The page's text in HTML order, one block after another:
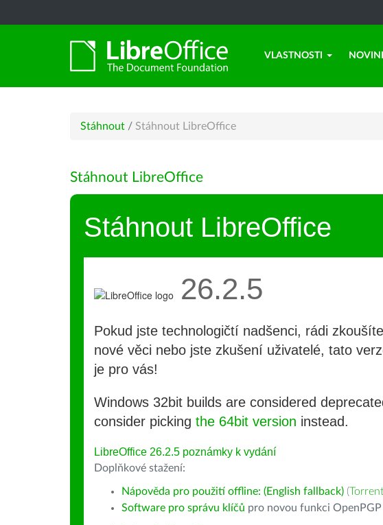
VLASTNOSTI
Stáhnout / Stáhnout LibreOffice
Stáhnout LibreOffice
Stáhnout LibreOffice
26.2.5
Pokud jste technologičtí nadšenci, rádi zkoušíte
nové věci nebo jste zkušení uživatelé, tato
je pro vás!
Windows 32bit builds are considered
consider picking the 64bit version instead.
LibreOffice 26.2.5 poznámky k vydání
Doplňkové stažení:
Nápověda pro použití offline: (English fallback) (Torrent
Software pro správu klíčů pro novou funkci